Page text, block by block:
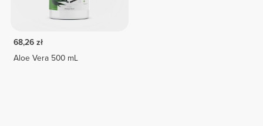
68,26 zł
Aloe Vera 500 mL